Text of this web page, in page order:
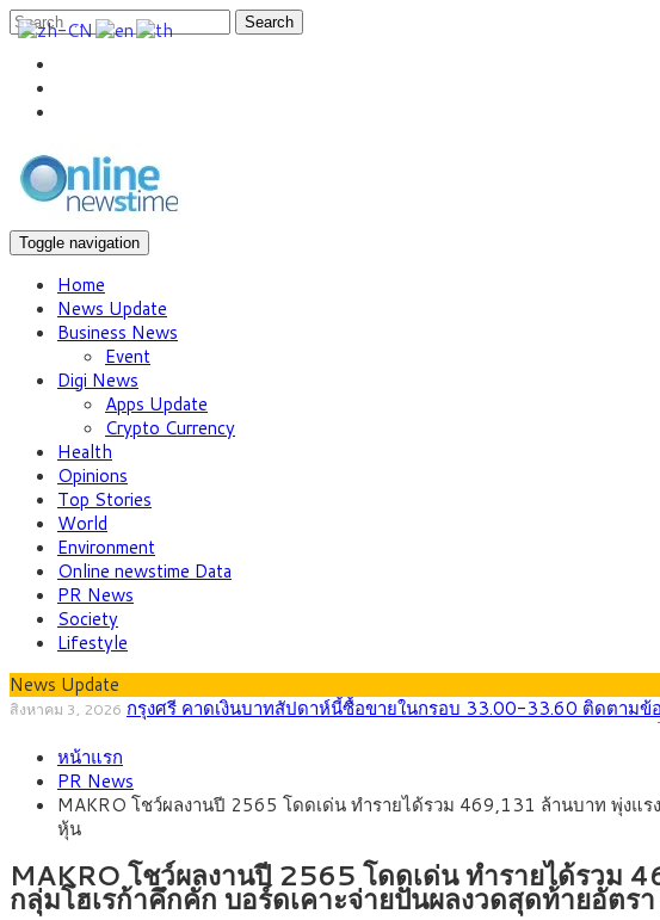
Search
Toggle navigation
Home
News Update
Business News
Event
Digi News
Apps Update
Crypto Currency
Health
Opinions
Top Stories
World
Environment
Online newstime Data
PR News
Society
Lifestyle
News Update
สิงหาคม 3, 2026 กรุงศรี คาดเงินบาทสัปดาห์นี้ซื้อขายในกรอบ 33.00-33.60 ติดตามข้
กรกฎาคม 27, 2026
กรกฎาคม 27, 2026
สิงหาคม 5, 2026 ครม.ไฟเขียวหลักการ ร่าง พ.ร.ฎ. เปิดทาง รฟม.เดินหน้ารถไฟฟ้าสงข
สิงหาคม 4, 2026
หน้าแรก
PR News
MAKRO โชว์ผลงานปี 2565 โดดเด่น ทำรายได้รวม 469,131 ล้านบาท พุ่งแ
หุ้น
MAKRO โชว์ผลงานปี 2565 โดดเด่น ทำรายได้รวม
กลุ่มโฮเรก้าคึกคัก บอร์ดเคาะจ่ายปันผลงวดสุดท้ายอัต